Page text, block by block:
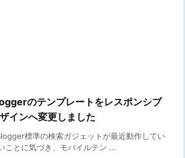
のテンプレートをレスポンシブ
インへ変更しました
標準の検索ガジェットが最近動作してい
ことに気づき、モバイルテン ...